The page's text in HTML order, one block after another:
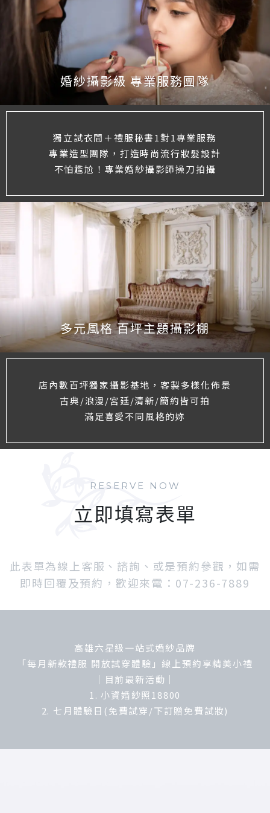
婚紗攝影級 專業服務團隊
獨立試衣間＋禮服秘書1對1專業服務
專業造型團隊，打造時尚流行妝髮設計
不怕尷尬！專業婚紗攝影師操刀拍攝
多元風格 百坪主題攝影棚
店內數百坪獨家攝影基地，客製多樣化佈景
古典/浪漫/宮廷/清新/簡約皆可拍
滿足喜愛不同風格的妳
RESERVE NOW
立即填寫表單
此表單為線上客服、諮詢、或是預約參觀，如需
即時回覆及預約，歡迎來電：07-236-7889
高雄六星級一站式婚紗品牌
「每月新款禮服 開放試穿體驗」線上預約享精美小禮
｜目前最新活動｜
1. 小資婚紗照18800
2. 七月體驗日(免費試穿/下訂贈免費試妝)